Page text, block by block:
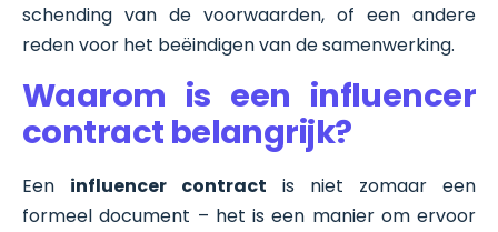
schending van de voorwaarden, of een andere
reden voor het beëindigen van de samenwerking.
Waarom is een influencer
contract belangrijk?
Een influencer contract is niet zomaar een
formeel document – het is een manier om ervoor